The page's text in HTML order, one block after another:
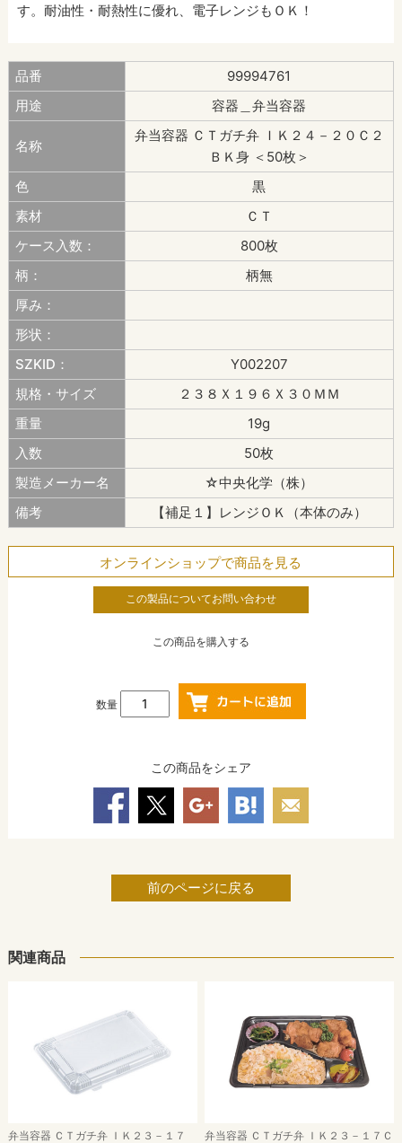
す。耐油性・耐熱性に優れ、電子レンジもＯＫ！
品番
99994761
用途
容器＿弁当容器
名称
弁当容器 ＣＴガチ弁 ＩＫ２４－２０Ｃ２
ＢＫ身 ＜50枚＞
色
黒
素材
ＣＴ
ケース入数：
800枚
柄：
柄無
厚み：
形状：
SZKID：
Y002207
規格・サイズ
２３８Ｘ１９６Ｘ３０ＭＭ
重量
19g
入数
50枚
製造メーカー名
☆中央化学（株）
備考
【補足１】レンジＯＫ（本体のみ）
オンラインショップで商品を見る
この製品についてお問い合わせ
この商品を購入する
数量
この商品をシェア
前のページに戻る
関連商品
弁当容器 ＣＴガチ弁 ＩＫ２３－１７
弁当容器 ＣＴガチ弁 ＩＫ２３－１７Ｃ